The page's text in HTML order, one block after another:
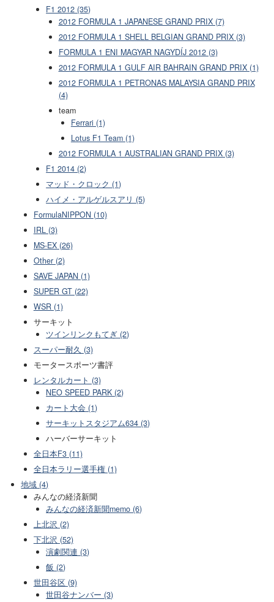
F1 2012 (35)
2012 FORMULA 1 JAPANESE GRAND PRIX (7)
2012 FORMULA 1 SHELL BELGIAN GRAND PRIX (3)
FORMULA 1 ENI MAGYAR NAGYDÍJ 2012 (3)
2012 FORMULA 1 GULF AIR BAHRAIN GRAND PRIX (1)
2012 FORMULA 1 PETRONAS MALAYSIA GRAND PRIX
(4)
team
Ferrari (1)
Lotus F1 Team (1)
2012 FORMULA 1 AUSTRALIAN GRAND PRIX (3)
F1 2014 (2)
マッド・クロック (1)
ハイメ・アルゲルスアリ (5)
FormulaNIPPON (10)
IRL (3)
MS-EX (26)
Other (2)
SAVE JAPAN (1)
SUPER GT (22)
WSR (1)
サーキット
ツインリンクもてぎ (2)
スーパー耐久 (3)
モータースポーツ書評
レンタルカート (3)
NEO SPEED PARK (2)
カート大会 (1)
サーキットスタジアム634 (3)
ハーバーサーキット
全日本F3 (11)
全日本ラリー選手権 (1)
地域 (4)
みんなの経済新聞
みんなの経済新聞memo (6)
上北沢 (2)
下北沢 (52)
演劇関連 (3)
飯 (2)
世田谷区 (9)
世田谷ナンバー (3)